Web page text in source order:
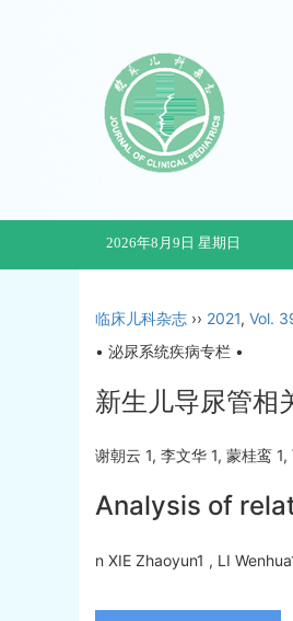
2026年8月9日 星期日
临床儿科杂志 ›› 2021, Vol.
• 泌尿系统疾病专栏 •
新生儿导尿管相
谢朝云 1, 李文华 1, 蒙桂鸾
Analysis of
n XIE Zhaoyun1 , LI